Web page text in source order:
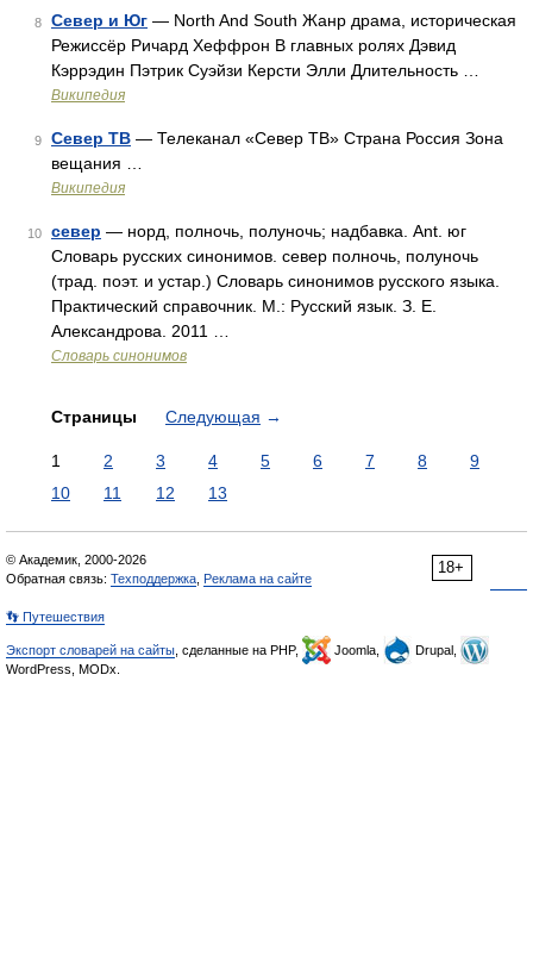
8 Север и Юг — North And South Жанр драма, историческая
Режиссёр Ричард Хеффрон В главных ролях Дэвид
Кэррэдин Пэтрик Суэйзи Керсти Элли Длительность …
Википедия
9 Север ТВ — Телеканал «Север ТВ» Страна Россия Зона
вещания …
Википедия
10 север — норд, полночь, полуночь; надбавка. Ant. юг
Словарь русских синонимов. север полночь, полуночь
(трад. поэт. и устар.) Словарь синонимов русского языка.
Практический справочник. М.: Русский язык. З. Е.
Александрова. 2011 …
Словарь синонимов
Страницы Следующая →
1 2 3 4 5 6 7 8
9
10
11 12 13
18+
© Академик, 2000-2026
Обратная связь: Техподдержка Реклама на сайте
👣 Путешествия
Экспорт словарей на сайты , сделанные на PHP, Joomla,
Drupal,
WordPress, MODx.